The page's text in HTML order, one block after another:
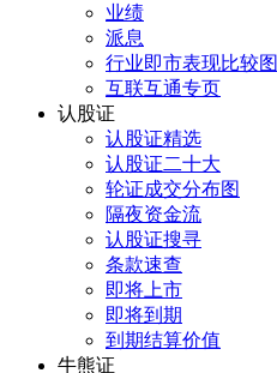
业绩
派息
行业即市表现比较图
互联互通专页
认股证
认股证精选
认股证二十大
轮证成交分布图
隔夜资金流
认股证搜寻
条款速查
即将上市
即将到期
到期结算价值
牛熊证